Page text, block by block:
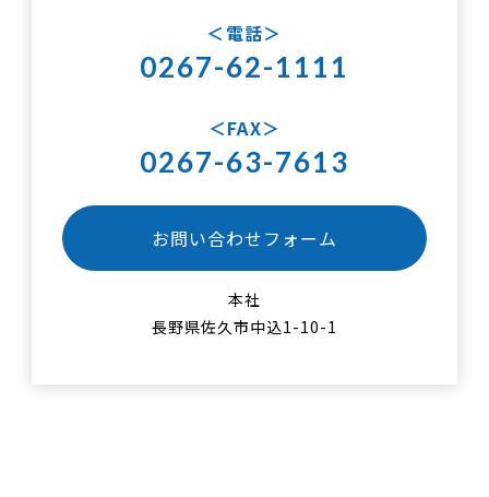
電話
0267-62-1111
FAX
0267-63-7613
お問い合わせフォーム
本社
長野県佐久市中込1-10-1